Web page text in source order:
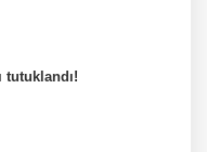
tutuklandı!